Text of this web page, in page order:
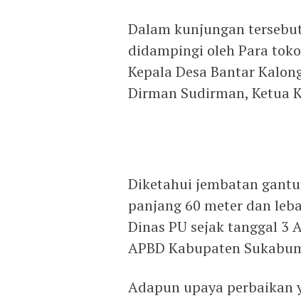
Dalam kunjungan
didampingi oleh Para
Kepala Desa Bantar
Dirman Sudirman, Ketua
Diketahui jembatan
panjang 60 meter dan
Dinas PU sejak tanggal 3
APBD Kabupaten
Adapun upaya perbaikan